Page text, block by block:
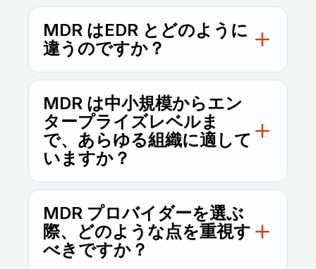
サイバーセキュリティにおけるマネージド検
知/対応は、高度なツールと人間の専門知識を
組み合わせて、24時間365日サイバー脅威を
検知・調査・対応し、組織が被害を受ける前
にインシデントを封じ込めるよう支援しま
す。
MDR はEDR とどのように
違うのですか？
EDR はエンドポイントの監視に特化していま
すが、MDR はネットワークやクラウドワー
クロードを含むIT 環境全体に対して、包括的
な可視性と対応体制を提供します。
MDR は中小規模からエン
タープライズレベルま
で、あらゆる組織に適して
いますか？
はい。MDR は、社内SOC を維持せずに継続
的な監視を求める小規模チームから、複雑な
ハイブリッド環境全体の可視性を強化したい
大規模企業まで、あらゆる組織のニーズに応
じて柔軟に拡張できるよう設計されていま
MDR プロバイダーを選ぶ
際、どのような点を重視す
べきですか？